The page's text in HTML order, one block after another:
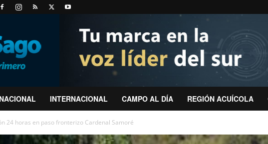
NACIONAL INTERNACIONAL CAMPO AL DÍA REGIÓN ACUÍCOLA
24 horas en paso fronterizo Cardenal Samoré